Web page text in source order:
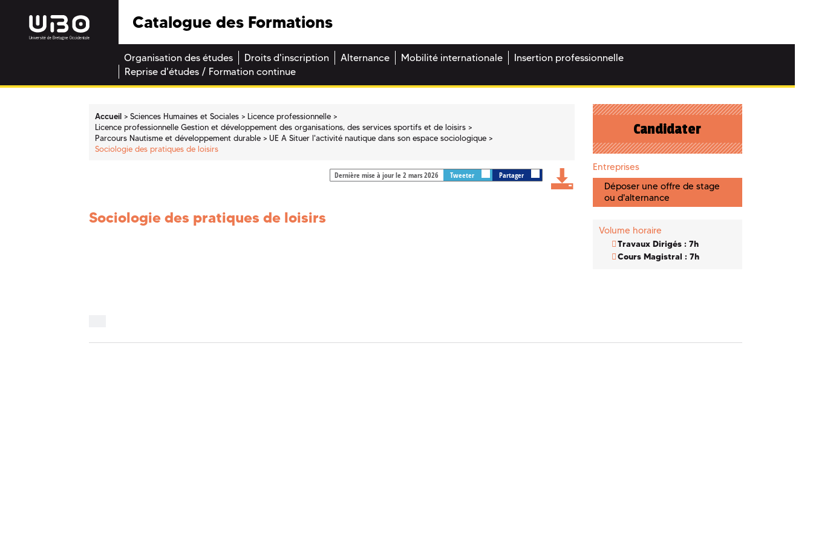
Catalogue des Formations
Organisation des études Droits d'inscription Alternance Mobilité internationale
Insertion professionnelle
Reprise d'études / Formation continue
Accueil Sciences Humaines et Sociales
Licence professionnelle
Licence professionnelle Gestion et développement des organisations, des services sportifs et de loisirs
Parcours Nautisme et développement durable
UE A Situer l'activité nautique dans son espace sociologique
Sociologie des pratiques de loisirs
Dernière mise à jour le 2 mars 2026 Tweeter Partager
Sociologie des pratiques de loisirs
Candidater
Entreprises
Déposer une offre de stage
ou d'alternance
Volume horaire
Travaux Dirigés : 7h
Cours Magistral : 7h